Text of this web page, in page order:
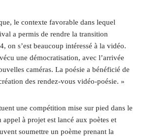
le contexte favorable dans lequel
a permis de rendre la transition
on s’est beaucoup intéressé à la vidéo.
une démocratisation, avec l’arrivée
caméras. La poésie a bénéficié de
des rendez-vous vidéo-poésie. »
une compétition mise sur pied dans le
à projet est lancé aux poètes et
soumettre un poème prenant la